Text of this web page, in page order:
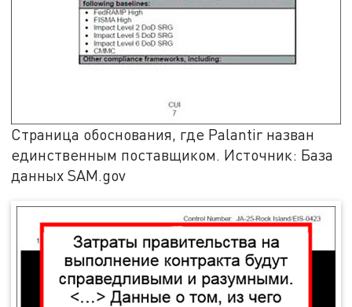
Страница обоснования, где Palantir назван
единственным поставщиком. Источник: База
данных SAM.gov